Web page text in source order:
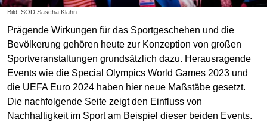
Bild: SOD Sascha Klahn
Prägende Wirkungen für das Sportgeschehen und die
Bevölkerung gehören heute zur Konzeption von großen
Sportveranstaltungen grundsätzlich dazu. Herausragende
Events wie die Special Olympics World Games 2023 und
die UEFA Euro 2024 haben hier neue Maßstäbe gesetzt.
Die nachfolgende Seite zeigt den Einfluss von
Nachhaltigkeit im Sport am Beispiel dieser beiden Events.